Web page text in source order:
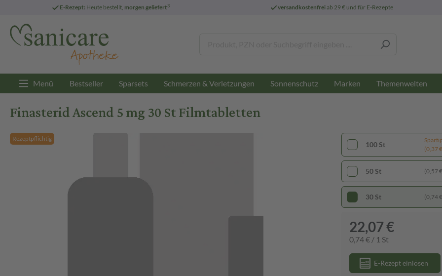
E-Rezept: Heute bestellt, morgen geliefert3 versandkostenfreiab 29 € und für E-Rezepte
Menü Bestseller Sparsets Schmerzen & Verletzungen Sonnenschutz Marken Themenwelten
Finasterid Ascend 5 mg 30 St Filmtabletten
Rezeptpflichtig
100 St
(0,37
50 St (0,57
30 St (0,74
22,07 €
0,74 € / 1 St
E-Rezept einlösen